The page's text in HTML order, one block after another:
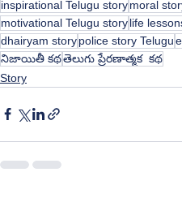
inspirational Telugu storymoral
motivational Telugu storylife
dhairyam storypolice story Telugu
నిజాయితీ కథతెలుగు ప్రేరణాత్మక కథ
Story